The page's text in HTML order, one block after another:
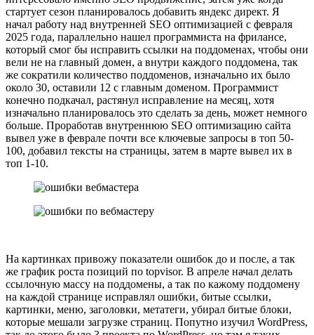
стартует сезон планировалось добавить яндекс директ. Я
начал работу над внутренней SEO оптимизацией с февраля
2025 года, параллельно нашел программиста на фрилансе,
который смог бы исправить ссылки на поддоменах, чтобы они
вели не на главный домен, а внутри каждого поддомена, так
же сократили количество поддоменов, изначально их было
около 30, оставили 12 с главным доменом. Программист
конечно подкачал, растянул исправление на месяц, хотя
изначально планировалось это сделать за день, может немного
больше. Проработав внутреннюю SEO оптимизацию сайта
вывел уже в феврале почти все ключевые запросы в топ 50-
100, добавил тексты на страницы, затем в марте вывел их в
топ 1-10.
На картинках привожу показатели ошибок до и после, а так
же график роста позиций по topvisor. В апреле начал делать
ссылочную массу на поддомены, а так по кажому поддомену
на каждой странице исправлял ошибки, битые ссылки,
картинки, меню, заголовки, метатеги, убирал битые блоки,
которые мешали загрузке страниц. Попутно изучил WordPress,